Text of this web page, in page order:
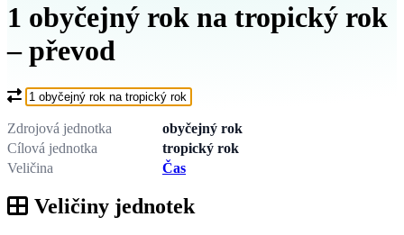
1 obyčejný rok na tropický rok
– převod
Co chcete převést?
Zdrojová jednotka
obyčejný rok
Cílová jednotka
tropický rok
Veličina
Čas
Veličiny jednotek